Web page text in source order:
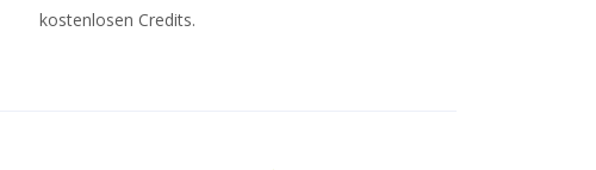
kostenlosen Credits.